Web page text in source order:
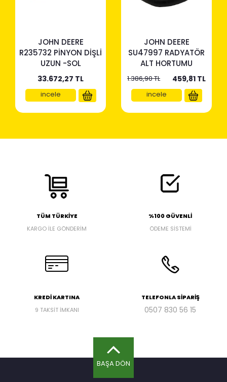
JOHN DEERE
R235732 PİNYON DİŞLİ
UZUN -SOL
33.672,27 TL
incele
JOHN DEERE
SU47997 RADYATÖR
ALT HORTUMU
1.386,90 TL 459,81 TL
incele
TÜM TÜRKİYE
KARGO İLE GÖNDERİM
%100 GÜVENLİ
ÖDEME SİSTEMİ
KREDİ KARTINA
9 TAKSİT İMKANI
TELEFONLA SİPARİŞ
0507 830 56 15
BAŞA DÖN